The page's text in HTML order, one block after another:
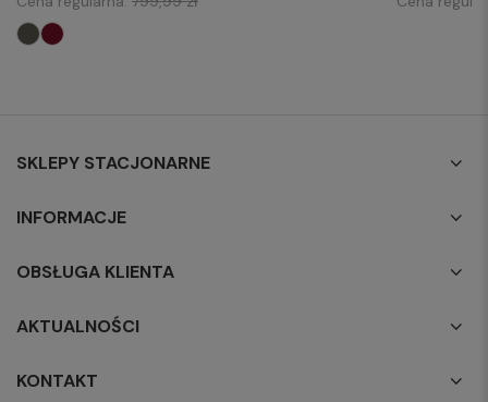
SKLEPY STACJONARNE
INFORMACJE
OBSŁUGA KLIENTA
AKTUALNOŚCI
KONTAKT